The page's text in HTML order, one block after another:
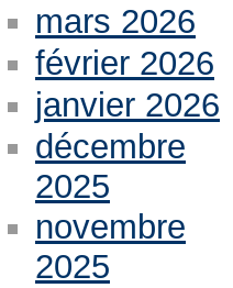
mars 2026
février 2026
janvier 2026
décembre
2025
novembre
2025